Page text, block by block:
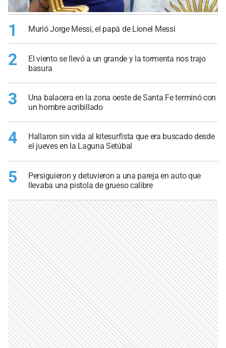
1 Murió Jorge Messi, el papá de Lionel Messi
2
El viento se llevó a un grande y la tormenta nos trajo
basura
3
Una balacera en la zona oeste de Santa Fe terminó con
un hombre acribillado
4
Hallaron sin vida al kitesurfista que era buscado desde
el jueves en la Laguna Setúbal
5
Persiguieron y detuvieron a una pareja en auto que
llevaba una pistola de grueso calibre